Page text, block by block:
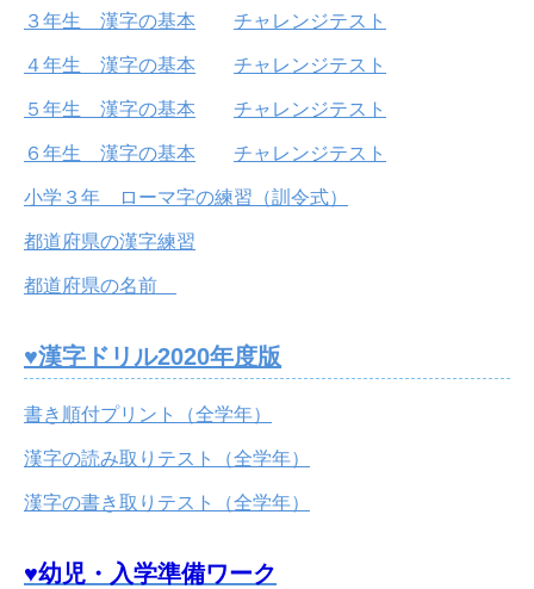
３年生 漢字の基本 チャレンジテスト
４年生 漢字の基本 チャレンジテスト
５年生 漢字の基本 チャレンジテスト
６年生 漢字の基本 チャレンジテスト
小学３年 ローマ字の練習（訓令式）
都道府県の漢字練習
都道府県の名前
♥漢字ドリル2020年度版
書き順付プリント（全学年）
漢字の読み取りテスト（全学年）
漢字の書き取りテスト（全学年）
♥幼児・入学準備ワーク